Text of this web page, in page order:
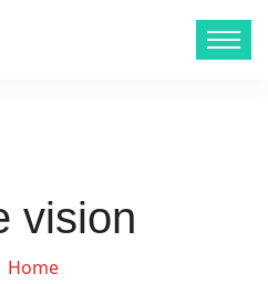
vision
Home